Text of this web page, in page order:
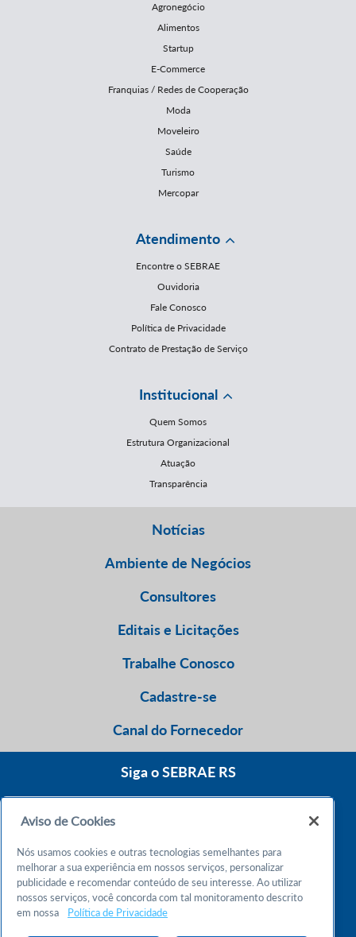
Agronegócio
Alimentos
Startup
E-Commerce
Franquias / Redes de Cooperação
Moda
Moveleiro
Saúde
Turismo
Mercopar
Atendimento
Encontre o SEBRAE
Ouvidoria
Fale Conosco
Política de Privacidade
Contrato de Prestação de Serviço
Institucional
Quem Somos
Estrutura Organizacional
Atuação
Transparência
Notícias
Ambiente de Negócios
Consultores
Editais e Licitações
Trabalhe Conosco
Cadastre-se
Canal do Fornecedor
Siga o SEBRAE RS
Atendimento 24h
Chame no WhatsApp
Aviso de Cookies
Nós usamos cookies e outras tecnologias semelhantes para
melhorar a sua experiência em nossos serviços, personalizar
publicidade e recomendar conteúdo de seu interesse. Ao utilizar
nossos serviços, você concorda com tal monitoramento descrito
em nossa
Política de Privacidade